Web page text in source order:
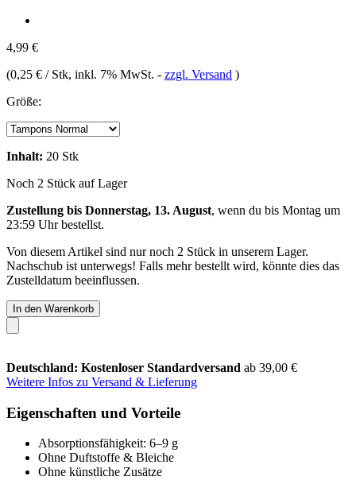
4,99 €
(0,25 € / Stk, inkl. 7% MwSt. - zzgl. Versand )
Größe:
Inhalt: 20 Stk
Noch 2 Stück auf Lager
Zustellung bis Donnerstag, 13. August, wenn du bis Montag um
23:59 Uhrbestellst.
Von diesem Artikel sind nur noch 2 Stück in unserem Lager.
Nachschub ist unterwegs! Falls mehr bestellt wird, könnte dies das
Zustelldatum beeinflussen.
In den Warenkorb
Deutschland: Kostenloser Standardversand ab 39,00 €
Weitere Infos zu Versand & Lieferung
Eigenschaften und Vorteile
Absorptionsfähigkeit: 6–9 g
Ohne Duftstoffe & Bleiche
Ohne künstliche Zusätze